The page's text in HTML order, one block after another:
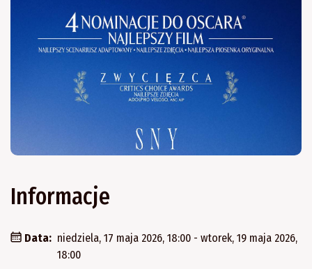
Informacje
Data: niedziela, 17 maja 2026, 18:00 - wtorek, 19 maja 2026,
18:00